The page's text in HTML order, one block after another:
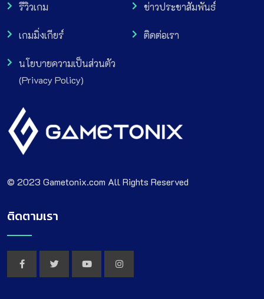
รีวิวเกม ข่าวประชาสัมพันธ์
เกมมิ่งเกียร์ ติดต่อเรา
นโยบายความเป็นส่วนตัว
(Privacy Policy)
© 2023 Gametonix.com All Rights Reserved
ติดตามเรา